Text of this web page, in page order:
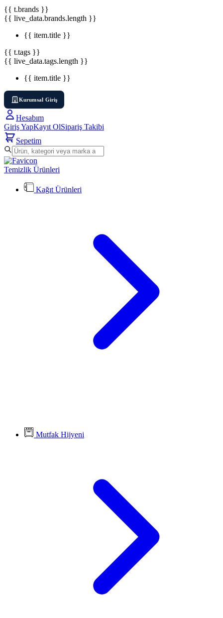
{{ t.brands }}
{{ live_data.brands.length }}
{{ item.title }}
{{ t.tags }}
{{ live_data.tags.length }}
{{ item.title }}
Kurumsal Giriş
Hesabım
Giriş YapKayıt OlSipariş Takibi
Sepetim
Temizlik Ürünleri
Kağıt Ürünleri
Mutfak Hijyeni